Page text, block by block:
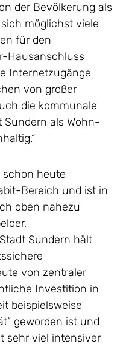
der Bevölkerung als
möglichst viele
für den
Hausanschluss
Internetzugänge
von großer
die kommunale
als Wohn-
schon heute
Bereich und ist in
oben nahezu
Sundern hält
von zentraler
Investition in
beispielsweise
geworden ist und
sehr viel intensiver